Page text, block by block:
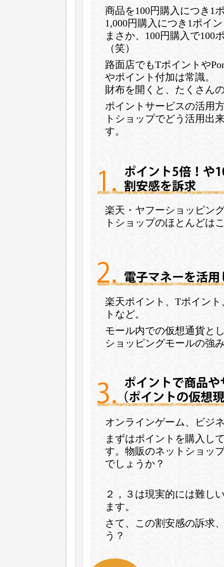
商品を100円購入につき1
1,000円購入につき1ポイ
まさか、100円購入で100
（笑）
路面店でもTポイントや
やポイント付加は常識。
財布を開くと、たくさん
ポイントサービスの活用
トショップでどう活用出
す。
楽天・ヤフーショッピン
トショップのほとんどは
楽天ポイント、Tポイント
トなど。
モール内での仮想通貨と
ショッピングモールの強
オンラインゲーム、ビジ
まずはポイントを購入し
す。物販のネットショッ
でしょうか？
２，３は現実的には難し
ます。
さて、この割安感の訴求
う？